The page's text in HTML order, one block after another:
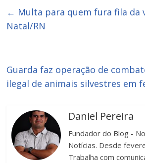
← Multa para quem fura fila da
Natal/RN
Guarda faz operação de
ilegal de animais silvestres em
Daniel Pereira
Fundador do Blog -
Notícias. Desde
Trabalha com